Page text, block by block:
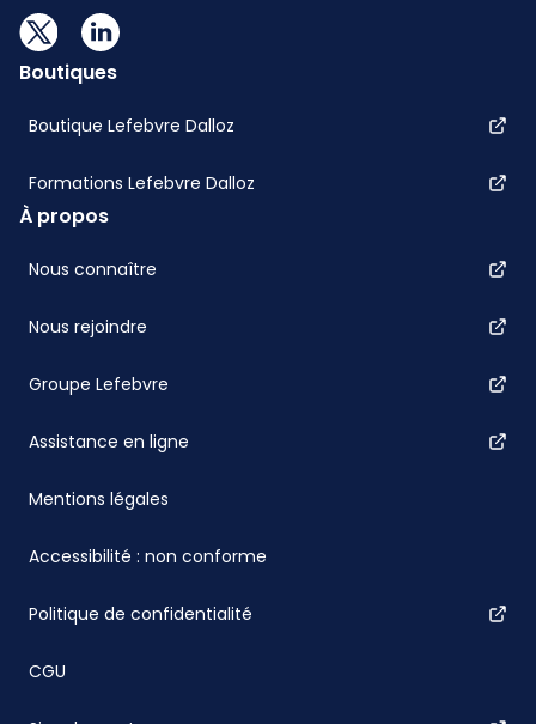
Boutiques
Boutique Lefebvre Dalloz
Formations Lefebvre Dalloz
À propos
Nous connaître
Nous rejoindre
Groupe Lefebvre
Assistance en ligne
Mentions légales
Accessibilité : non conforme
Politique de confidentialité
CGU